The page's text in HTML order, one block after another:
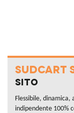
SUDCART
Sito
Flessibile, dinamica,
indipendente 100%